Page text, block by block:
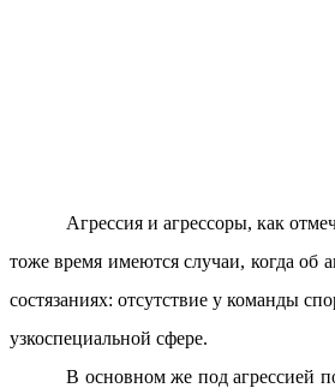
Агрессия и агрессоры, как
тоже время имеются случаи, когда об
состязаниях: отсутствие у команды
узкоспециальной сфере.
В основном же под агрессией